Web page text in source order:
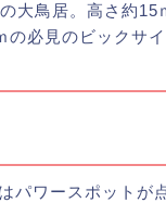
大鳥居。高さ約15
の必見のビックサイ
パワースポットが